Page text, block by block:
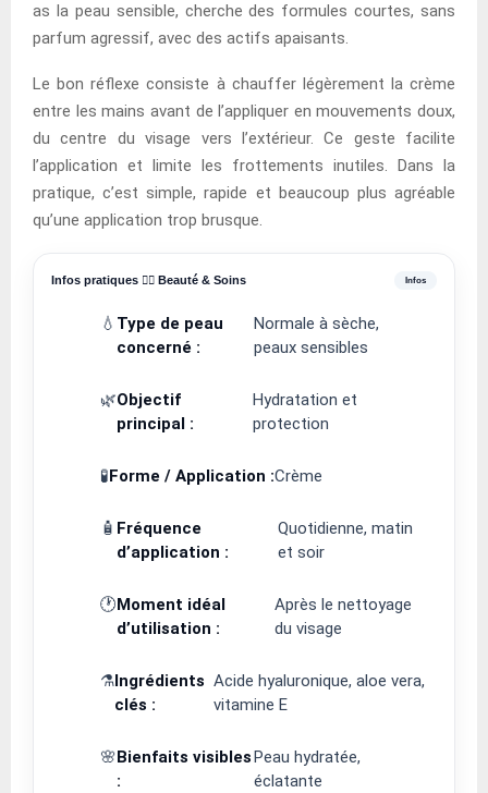
as la peau sensible, cherche des formules courtes, sans
parfum agressif, avec des actifs apaisants.
Le bon réflexe consiste à chauffer légèrement la crème
entre les mains avant de l’appliquer en mouvements doux,
du centre du visage vers l’extérieur. Ce geste facilite
l’application et limite les frottements inutiles. Dans la
pratique, c’est simple, rapide et beaucoup plus agréable
qu’une application trop brusque.
Infos pratiques 💆‍♀️ Beauté & Soins
💧 Type de peau
concerné :
Normale à sèche,
peaux sensibles
🌿Objectif
principal :
Hydratation et
protection
🧪Forme / Application :Crème
🧴 Fréquence
d’application :
Quotidienne, matin
et soir
🕐Moment idéal
d’utilisation :
Après le nettoyage
du visage
⚗️Ingrédients
clés :
Acide hyaluronique, aloe vera,
vitamine E
🌸Bienfaits visibles
:
Peau hydratée,
éclatante